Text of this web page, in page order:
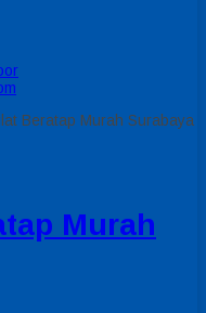
Beratap Murah Surabaya
Murah